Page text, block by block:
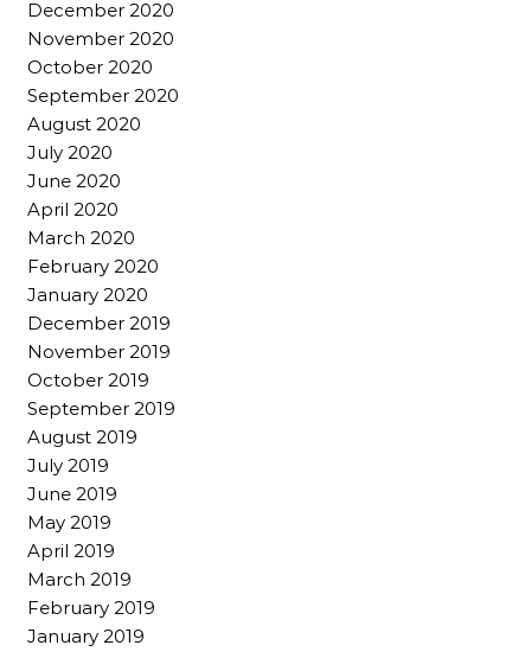
December 2020
November 2020
October 2020
September 2020
August 2020
July 2020
June 2020
April 2020
March 2020
February 2020
January 2020
December 2019
November 2019
October 2019
September 2019
August 2019
July 2019
June 2019
May 2019
April 2019
March 2019
February 2019
January 2019